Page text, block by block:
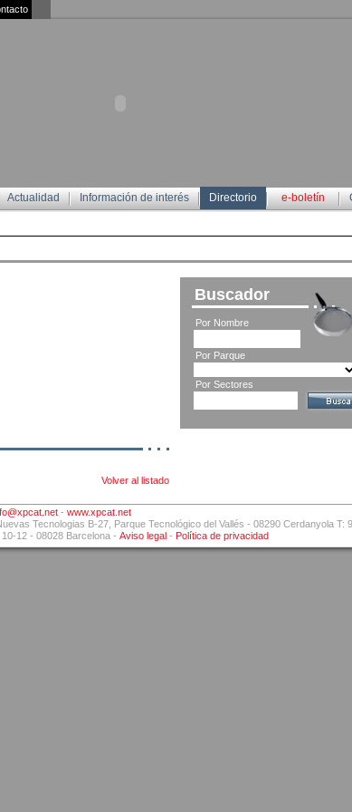
e-boletín
Directorio
Información de interés
Actualidad
Volver al listado
Buscador
Por Nombre
Por Parque
Por Sectores
- www.xpcat.net
Tecnologias B-27, Parque Tecnológico del Vallés - 08290 Cerdanyola T:
12 - 08028 Barcelona - Aviso legal - Política de privacidad